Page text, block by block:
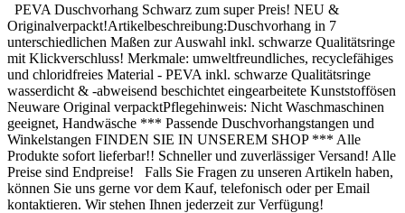
PEVA Duschvorhang Schwarz zum super Preis! NEU &
Originalverpackt!Artikelbeschreibung:Duschvorhang in 7
unterschiedlichen Maßen zur Auswahl inkl. schwarze Qualitätsringe
mit Klickverschluss! Merkmale: umweltfreundliches, recyclefähiges
und chloridfreies Material - PEVA inkl. schwarze Qualitätsringe
wasserdicht & -abweisend beschichtet eingearbeitete Kunststoffösen
Neuware Original verpacktPflegehinweis: Nicht Waschmaschinen
geeignet, Handwäsche *** Passende Duschvorhangstangen und
Winkelstangen FINDEN SIE IN UNSEREM SHOP *** Alle
Produkte sofort lieferbar!! Schneller und zuverlässiger Versand! Alle
Preise sind Endpreise! Falls Sie Fragen zu unseren Artikeln haben,
können Sie uns gerne vor dem Kauf, telefonisch oder per Email
kontaktieren. Wir stehen Ihnen jederzeit zur Verfügung!